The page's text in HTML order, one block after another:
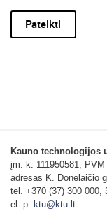
Kauno technologijos
įm. k. 111950581, PVM
adresas K. Donelaičio
tel. +370 (37) 300 000,
el. p. ktu@ktu.lt